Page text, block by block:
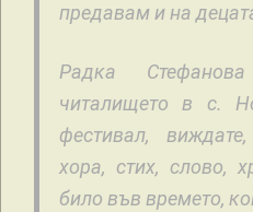
предавам и на
Радка
читалището в с.
фестивал,
хора, стих, слово,
било във времето,